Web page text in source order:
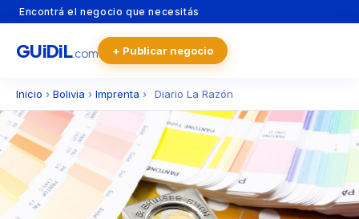
Encontrá el negocio que necesitás
GUiDiL.com + Publicar negocio
Inicio › Bolivia › Imprenta › Diario La Razón